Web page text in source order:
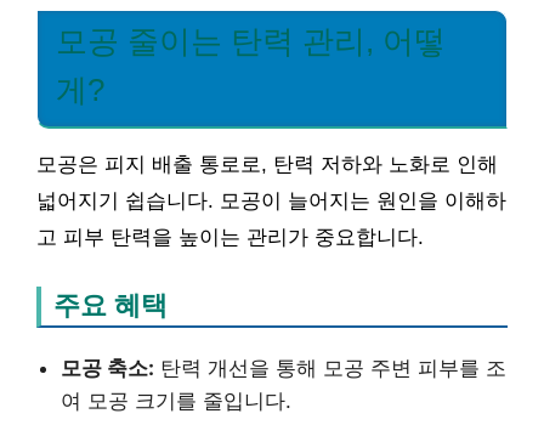
모공 줄이는 탄력 관리, 어떻
게?
모공은 피지 배출 통로로, 탄력 저하와 노화로 인해
넓어지기 쉽습니다. 모공이 늘어지는 원인을 이해하
고 피부 탄력을 높이는 관리가 중요합니다.
주요 혜택
모공 축소: 탄력 개선을 통해 모공 주변 피부를 조
여 모공 크기를 줄입니다.